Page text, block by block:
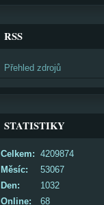
RSS
Přehled zdrojů
STATISTIKY
Online: 68
Celkem: 4209874
Měsíc:
53067
Den:
1032